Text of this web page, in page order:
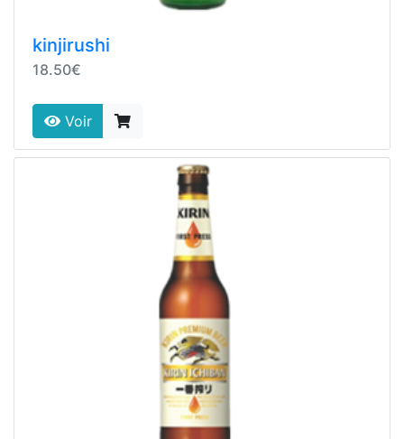
kinjirushi
18.50€
Voir